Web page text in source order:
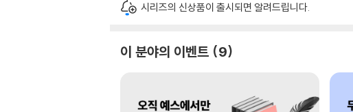
시리즈의 신상품이 출시되면 알려드립니다.
이 분야의 이벤트 9